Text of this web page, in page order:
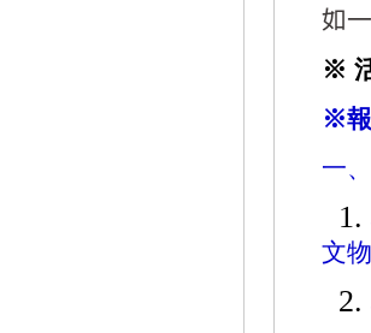
如
※
※報
一
1.
文
2.